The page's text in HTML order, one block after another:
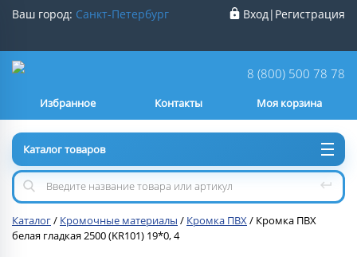
Ваш город: Санкт-Петербург
Нет
Вход| Регистрация
8 (800) 500 78 78
Контакты
Избранное Моя корзина
Каталог товаров
Каталог/ Кромочные материалы / Кромка ПВХ/ Кромка ПВХ
белая гладкая 2500 (KR101) 19*0, 4